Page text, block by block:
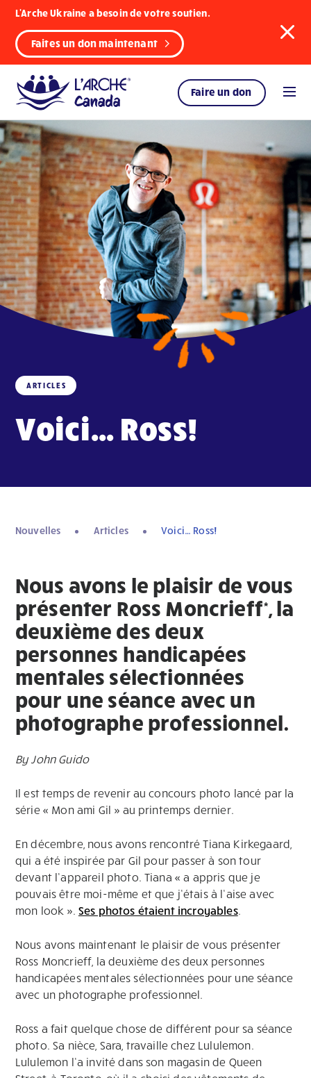
L'Arche Ukraine a besoin de votre soutien.
Faites un don maintenant
Faire un don
ARTICLES
Voici… Ross!
Nouvelles Articles Voici… Ross!
Nous avons le plaisir de vous
présenter Ross Moncrieff*, la
deuxième des deux
personnes handicapées
mentales sélectionnées
pour une séance avec un
photographe professionnel.
By John Guido
Il est temps de revenir au concours photo lancé par la
série « Mon ami Gil » au printemps dernier.
En décembre, nous avons rencontré Tiana Kirkegaard,
qui a été inspirée par Gil pour passer à son tour
devant l’appareil photo. Tiana « a appris que je
pouvais être moi-même et que j’étais à l’aise avec
mon look ». Ses photos étaient incroyables.
Nous avons maintenant le plaisir de vous présenter
Ross Moncrieff, la deuxième des deux personnes
handicapées mentales sélectionnées pour une séance
avec un photographe professionnel.
Ross a fait quelque chose de différent pour sa séance
photo. Sa nièce, Sara, travaille chez Lululemon.
Lululemon l’a invité dans son magasin de Queen